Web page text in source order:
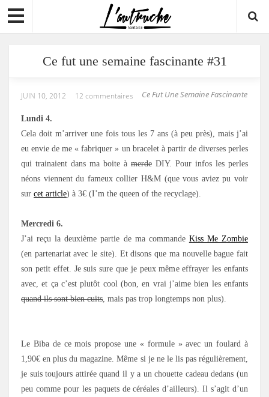
Ce fut une semaine fascinante #31
Ce Fut Une Semaine Fascinante
JUIN 10, 2012 12 commentaires
Lundi 4.
Cela doit m’arriver une fois tous les 7 ans (à peu près), mais j’ai
eu envie de me « fabriquer » un bracelet à partir de diverses perles
qui trainaient dans ma boite à merde DIY. Pour infos les perles
néons viennent du fameux collier H&M (que vous aviez pu voir
sur cet article) à 3€ (I’m the queen of the recyclage).
Mercredi 6.
J’ai reçu la deuxième partie de ma commande Kiss Me Zombie
(en partenariat avec le site). Et disons que ma nouvelle bague fait
son petit effet. Je suis sure que je peux même effrayer les enfants
avec, et ça c’est plutôt cool (bon, en vrai j’aime bien les enfants
quand ils sont bien cuits, mais pas trop longtemps non plus).
Le Biba de ce mois propose une « formule » avec un foulard à
1,90€ en plus du magazine. Même si je ne le lis pas régulièrement,
je suis toujours attirée quand il y a un chouette cadeau dedans (un
peu comme pour les paquets de céréales d’ailleurs). Il s’agit d’un